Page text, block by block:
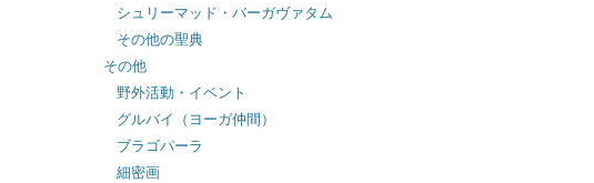
シュリーマッド・バーガヴァタム
その他の聖典
その他
野外活動・イベント
グルバイ（ヨーガ仲間）
ブラゴパーラ
細密画